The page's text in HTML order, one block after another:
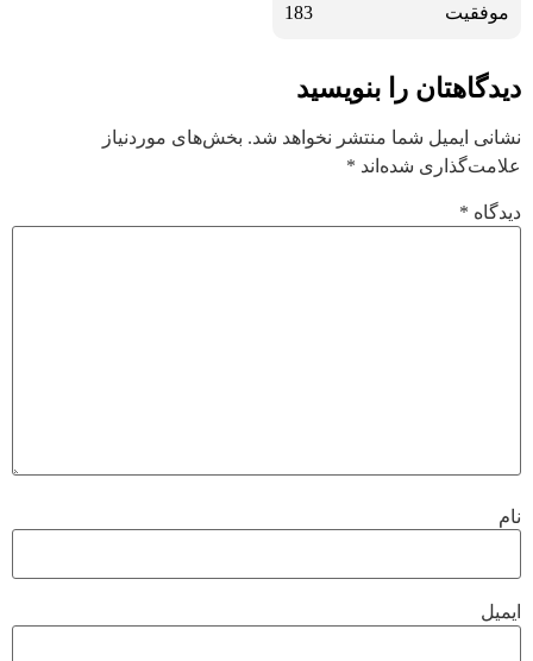
موفقیت 183
دیدگاهتان را بنویسید
نشانی ایمیل شما منتشر نخواهد شد. بخش‌های موردنیاز
علامت‌گذاری شده‌اند *
دیدگاه *
نام
ایمیل